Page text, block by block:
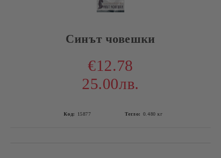
Синът човешки
€12.78
25.00лв.
Код: 15877 Тегло: 0.480 кг